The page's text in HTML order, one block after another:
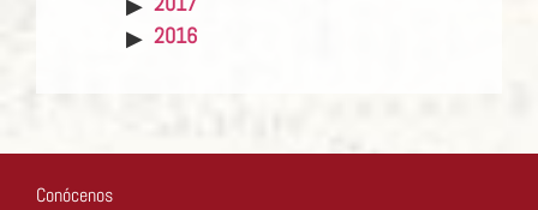
2016
Conócenos